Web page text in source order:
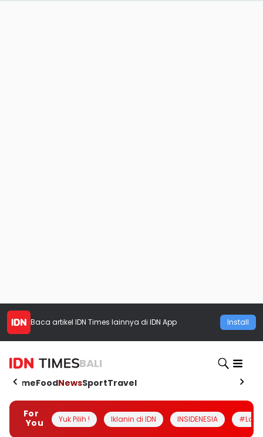
Baca artikel IDN Times lainnya di IDN App Install
BALI
HomeFoodNewsSportTravel
For
You
Yuk Pilih ! Iklanin di IDN INSIDENESIA